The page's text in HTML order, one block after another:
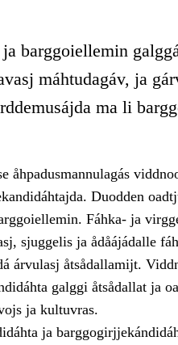
barggoiellemin
máhtudagáv, ja
ma li
åhpadusmannulagás
Duodden
Fáhka- ja
sjuggelis ja ådåájádalle
árvulasj åtsådallamijt.
galggi åtsådallat ja
ja kultuvras.
ja